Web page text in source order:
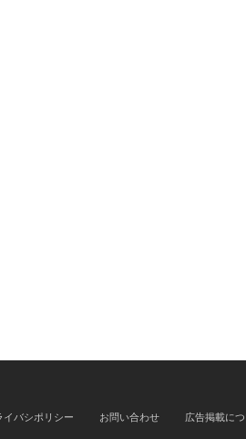
イバシポリシー お問い合わせ 広告掲載に